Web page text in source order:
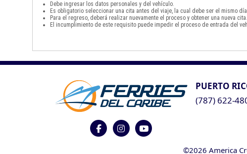
Debe ingresar los datos personales y del vehículo.
Es obligatorio seleccionar una cita antes del viaje, la cual debe ser el mismo
Para el regreso, deberá realizar nuevamente el proceso y obtener una nueva cita.
El incumplimiento de este requisito puede impedir el proceso de entrada del
PUERTO
(787) 622-
©2026 America